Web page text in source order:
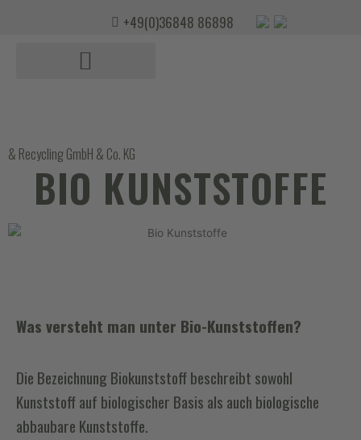
+49(0)36848 86898
& Recycling GmbH & Co. KG
BIO KUNSTSTOFFE
Was versteht man unter Bio-Kunststoffen?
Die Bezeichnung Biokunststoff beschreibt sowohl
Kunststoff auf biologischer Basis als auch biologische
abbaubare Kunststoffe.